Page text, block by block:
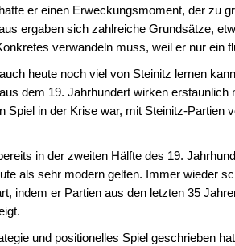
er einen Erweckungsmoment, der zu
ergaben sich zahlreiche Grundsätze,
verwandeln muss, weil er nur ein
heute noch viel von Steinitz lernen
dem 19. Jahrhundert wirken erstaunlich
Spiel in der Krise war, mit Steinitz-Partien
in der zweiten Hälfte des 19.
als sehr modern gelten. Immer wieder
indem er Partien aus den letzten 35
und positionelles Spiel geschrieben